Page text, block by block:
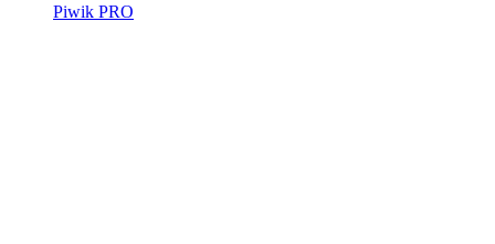
Piwik PRO